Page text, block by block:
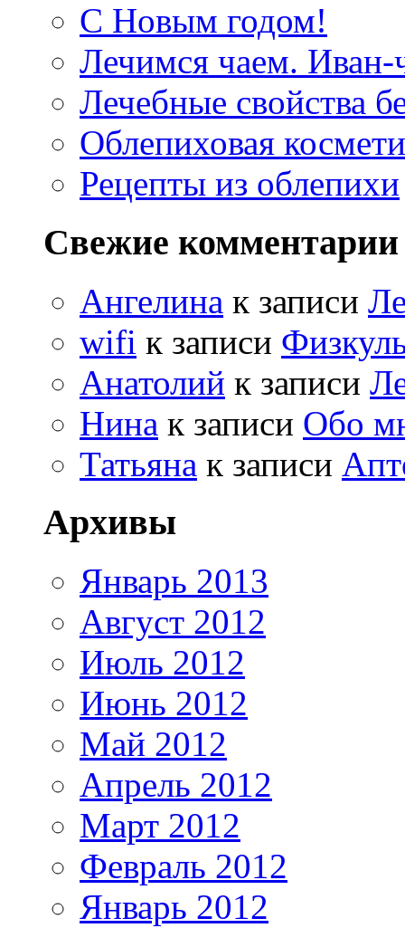
С Новым годом!
Лечимся чаем. Иван-
Лечебные свойства
Облепиховая
Рецепты из облепихи
Свежие комментарии
Ангелина к записи
wifi к записи
Анатолий к записи
Нина к записи Обо
Татьяна к записи
Архивы
Январь 2013
Август 2012
Июль 2012
Июнь 2012
Май 2012
Апрель 2012
Март 2012
Февраль 2012
Январь 2012